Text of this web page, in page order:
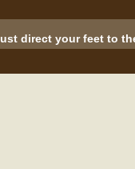
direct your feet to